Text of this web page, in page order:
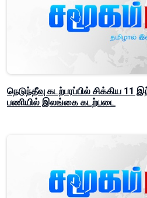
நெடுந்தீவு கடற்பரப்பில் சிக்கிய
பணியில் இலங்கை கடற்படை